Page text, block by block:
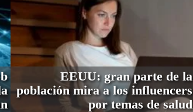
EEUU: gran parte de la
población mira a los influencers
por temas de salud